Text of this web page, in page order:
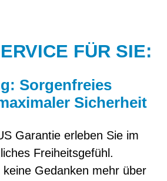
FÜR SIE:
Sorgenfreies
Sicherheit
Garantie erleben Sie im
Freiheitsgefühl.
Gedanken mehr über